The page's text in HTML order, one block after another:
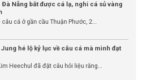
Đà Nẵng bắt được cá lạ, nghi cá sủ vàng
cá ở gần cầu Thuận Phước, 2...
Jung hé lộ kỷ lục về câu cá mà mình đạt
Heechul đã đặt câu hỏi liệu rằng...